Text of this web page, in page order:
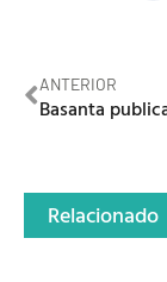
ANTERIOR
Relacionado